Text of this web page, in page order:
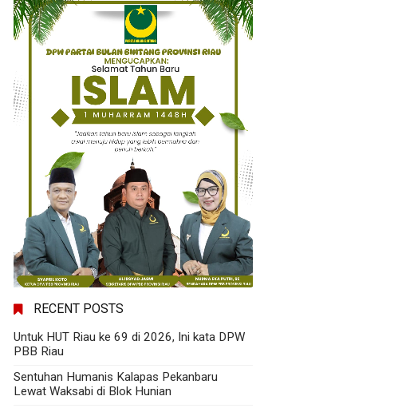
RECENT POSTS
Untuk HUT Riau ke 69 di 2026, Ini kata DPW
PBB Riau
Sentuhan Humanis Kalapas Pekanbaru
Lewat Waksabi di Blok Hunian